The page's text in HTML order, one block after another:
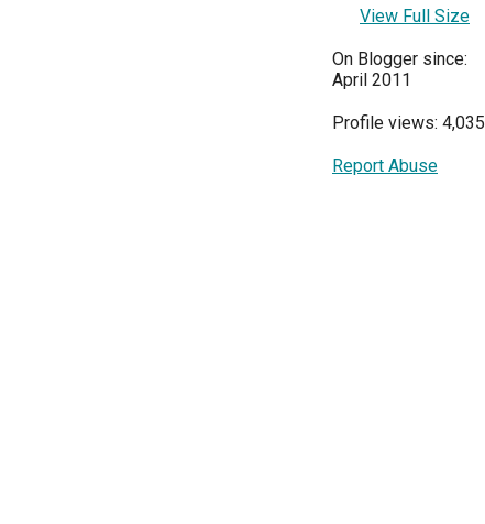
View Full Size
On Blogger since:
April 2011
Profile views: 4,035
Report Abuse